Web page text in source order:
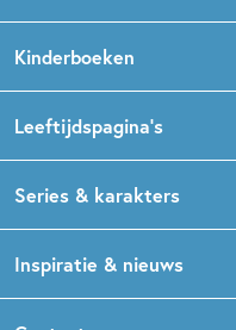
Kinderboeken
Prentenboeken
Babyboeken
Leeftijdspagina’s
Boekentips 1,5 - 3 jaar
Series & karakters
Dog Man
Inspiratie & nieuws